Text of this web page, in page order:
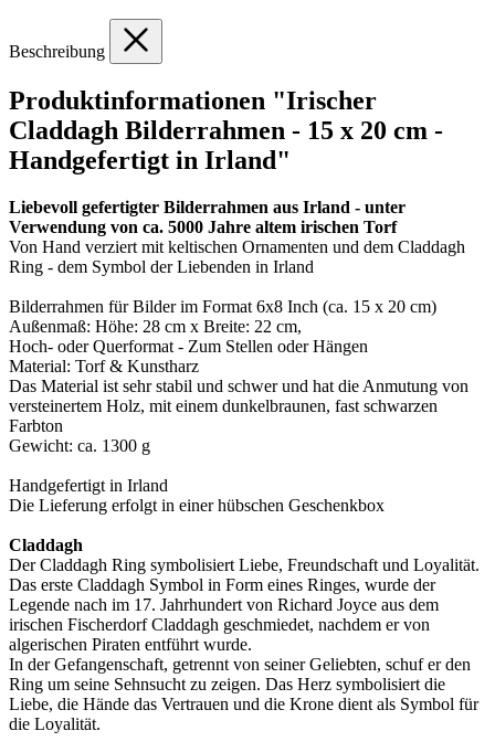
Beschreibung
Produktinformationen "Irischer
Claddagh Bilderrahmen - 15 x 20 cm -
Handgefertigt in Irland"
Liebevoll gefertigter Bilderrahmen aus Irland - unter
Verwendung von ca. 5000 Jahre altem irischen Torf
Von Hand verziert mit keltischen Ornamenten und dem Claddagh
Ring - dem Symbol der Liebenden in Irland
Bilderrahmen für Bilder im Format 6x8 Inch (ca. 15 x 20 cm)
Außenmaß: Höhe: 28 cm x Breite: 22 cm,
Hoch- oder Querformat - Zum Stellen oder Hängen
Material: Torf & Kunstharz
Das Material ist sehr stabil und schwer und hat die Anmutung von
versteinertem Holz, mit einem dunkelbraunen, fast schwarzen
Farbton
Gewicht: ca. 1300 g
Handgefertigt in Irland
Die Lieferung erfolgt in einer hübschen Geschenkbox
Claddagh
Der Claddagh Ring symbolisiert Liebe, Freundschaft und Loyalität.
Das erste Claddagh Symbol in Form eines Ringes, wurde der
Legende nach im 17. Jahrhundert von Richard Joyce aus dem
irischen Fischerdorf Claddagh geschmiedet, nachdem er von
algerischen Piraten entführt wurde.
In der Gefangenschaft, getrennt von seiner Geliebten, schuf er den
Ring um seine Sehnsucht zu zeigen. Das Herz symbolisiert die
Liebe, die Hände das Vertrauen und die Krone dient als Symbol für
die Loyalität.